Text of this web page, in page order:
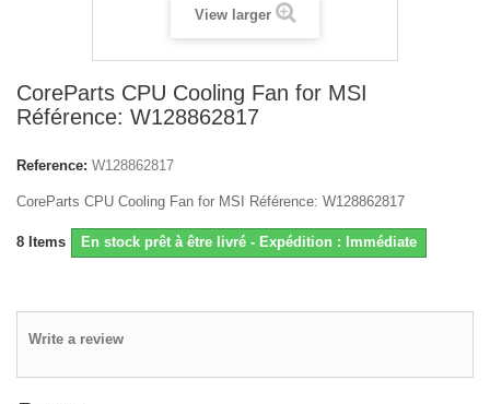
View larger
CoreParts CPU Cooling Fan for MSI
Référence: W128862817
Reference: W128862817
CoreParts CPU Cooling Fan for MSI Référence: W128862817
8 Items En stock prêt à être livré - Expédition : Immédiate
Write a review